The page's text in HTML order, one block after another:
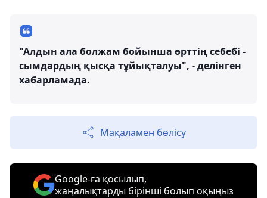
"Алдын ала болжам бойынша өрттің себебі -
сымдардың қысқа тұйықталуы", - делінген
хабарламада.
Мақаламен бөлісу
Google-ға қосылып,
жаңалықтарды бірінші болып оқыңыз